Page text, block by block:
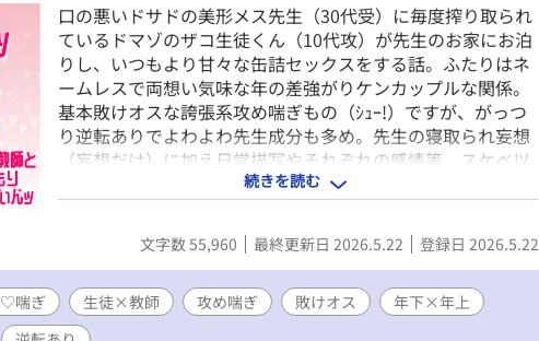
口の悪いドサドの美形メス先生（30代受）に毎度搾り取られ
ているドマゾのザコ生徒くん（10代攻）が先生のお家にお泊
りし、いつもより甘々な缶詰セックスをする話。ふたりはネ
ームレスで両想い気味な年の差強がりケンカップルな関係。
基本敗けオスな誇張系攻め喘ぎもの（ｼｭｰ!）ですが、がっつ
り逆転ありでよわよわ先生成分も多め。先生の寝取られ妄想
（妄想だけ）に加え日常描写やそれぞれの感情等、スケベ以
外の描写も大量発生しています。お好きな方はぜひ👋 ・絵文
字箱（メッセージ等に）
https://wavebox.me/wave/8kg0rsmpi4im7608/ ・X垢
https://twitter.com/show1write
続きを読む
文字数 55,960 最終更新日 2026.5.22 登録日 2026.5.22
♡喘ぎ 生徒×教師 攻め喘ぎ 敗けオス
年下×年上